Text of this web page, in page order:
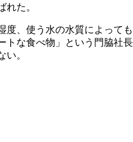
れた。
度、使う水の水質によっても
トな食べ物」という門脇社長
い。